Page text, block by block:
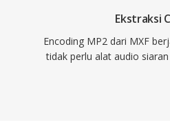
Ekstraksi
Encoding MP2 dari MXF
tidak perlu alat audio